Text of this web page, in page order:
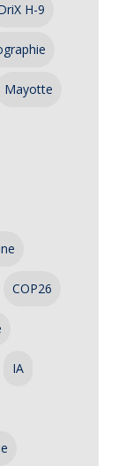
H-9
Mayotte
COP26
IA